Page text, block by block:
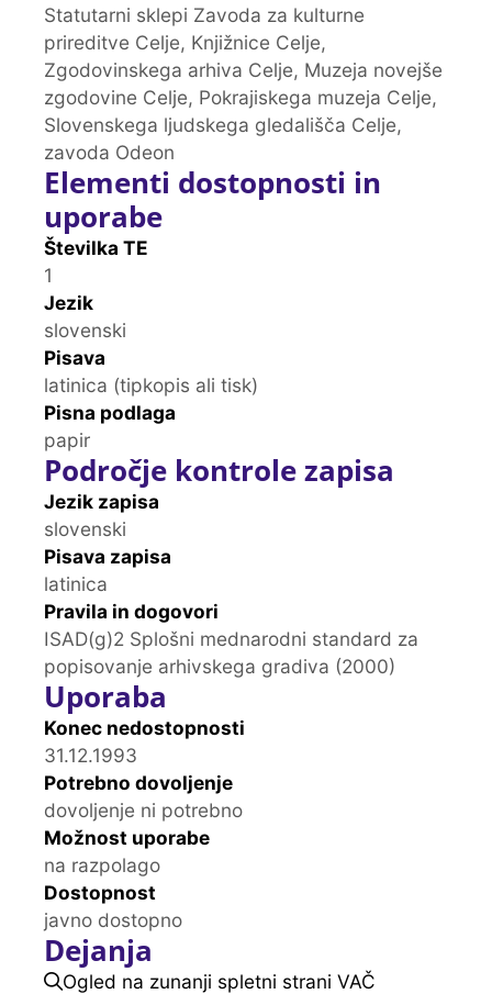
Statutarni sklepi Zavoda za kulturne
prireditve Celje, Knjižnice Celje,
Zgodovinskega arhiva Celje, Muzeja novejše
zgodovine Celje, Pokrajiskega muzeja Celje,
Slovenskega ljudskega gledališča Celje,
zavoda Odeon
Elementi dostopnosti in
uporabe
Številka TE
1
Jezik
slovenski
Pisava
latinica (tipkopis ali tisk)
Pisna podlaga
papir
Področje kontrole zapisa
Jezik zapisa
slovenski
Pisava zapisa
latinica
Pravila in dogovori
ISAD(g)2 Splošni mednarodni standard za
popisovanje arhivskega gradiva (2000)
Uporaba
Konec nedostopnosti
31.12.1993
Potrebno dovoljenje
dovoljenje ni potrebno
Možnost uporabe
na razpolago
Dostopnost
javno dostopno
Dejanja
Ogled na zunanji spletni strani VAČ